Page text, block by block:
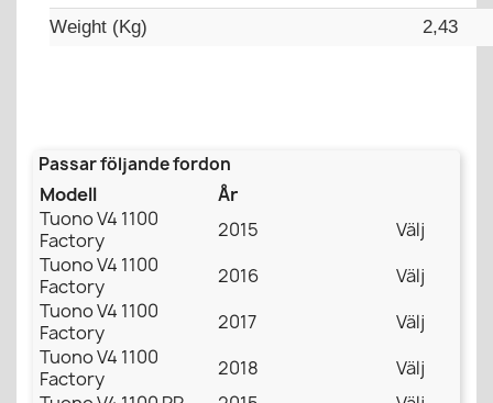
Weight (Kg)
2,43
Passar följande fordon
Modell
År
Tuono V4 1100
Factory
2015
Välj
Tuono V4 1100
Factory
2016
Välj
Tuono V4 1100
Factory
2017
Välj
Tuono V4 1100
Factory
2018
Välj